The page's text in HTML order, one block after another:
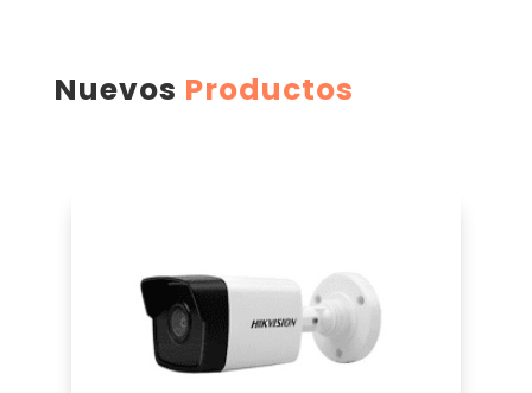
Nuevos Productos